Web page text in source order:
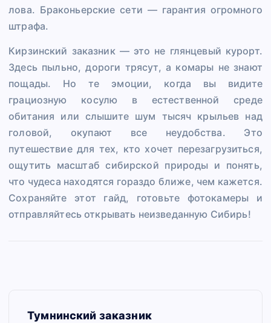
лова. Браконьерские сети — гарантия огромного
штрафа.
Кирзинский заказник — это не глянцевый курорт.
Здесь пыльно, дороги трясут, а комары не знают
пощады. Но те эмоции, когда вы видите
грациозную косулю в естественной среде
обитания или слышите шум тысяч крыльев над
головой, окупают все неудобства. Это
путешествие для тех, кто хочет перезагрузиться,
ощутить масштаб сибирской природы и понять,
что чудеса находятся гораздо ближе, чем кажется.
Сохраняйте этот гайд, готовьте фотокамеры и
отправляйтесь открывать неизведанную Сибирь!
Тумнинский заказник